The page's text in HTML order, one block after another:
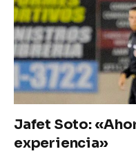
Jafet Soto:
experiencia»